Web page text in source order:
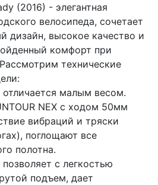
(2016) - элегантная
велосипеда, сочетает
дизайн, высокое качество и
комфорт при
технические
малым весом.
NEX с ходом 50мм
вибраций и тряски
поглощают все
полотна.
с легкостью
подъем, дает